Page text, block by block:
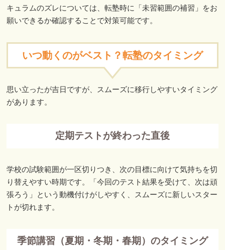
キュラムのズレについては、転塾時に「未習範囲の補習」をお
願いできるか確認することで対策可能です。
いつ動くのがベスト？転塾のタイミング
思い立ったが吉日ですが、スムーズに移行しやすいタイミング
があります。
定期テストが終わった直後
学校の試験範囲が一区切りつき、次の目標に向けて気持ちを切
り替えやすい時期です。「今回のテスト結果を受けて、次は頑
張ろう」という動機付けがしやすく、スムーズに新しいスター
トが切れます。
季節講習（夏期・冬期・春期）のタイミング